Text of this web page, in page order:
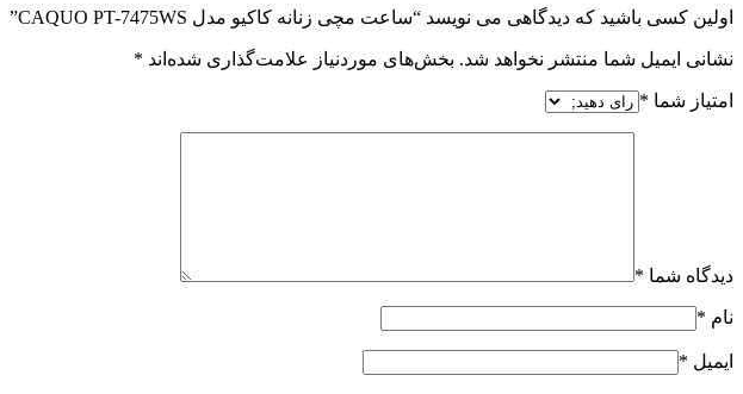
اولین کسی باشید که دیدگاهی می نویسد “ساعت مچی زنانه کاکیو مدل CAQUO PT-7475WS”
نشانی ایمیل شما منتشر نخواهد شد. بخش‌های موردنیاز علامت‌گذاری شده‌اند *
امتیاز شما *
دیدگاه شما *
نام *
ایمیل *